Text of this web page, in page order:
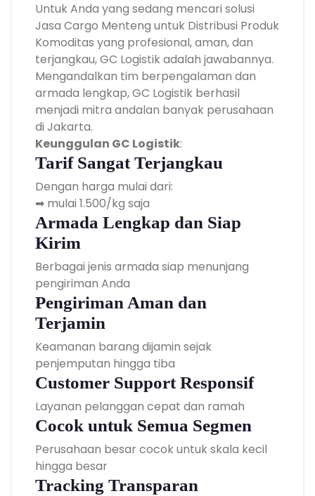
Untuk Anda yang sedang mencari solusi
Jasa Cargo Menteng untuk Distribusi Produk
Komoditas yang profesional, aman, dan
terjangkau, GC Logistik adalah jawabannya.
Mengandalkan tim berpengalaman dan
armada lengkap, GC Logistik berhasil
menjadi mitra andalan banyak perusahaan
di Jakarta.
Keunggulan GC Logistik:
Tarif Sangat Terjangkau
Dengan harga mulai dari:
➡ mulai 1.500/kg saja
Armada Lengkap dan Siap
Kirim
Berbagai jenis armada siap menunjang
pengiriman Anda
Pengiriman Aman dan
Terjamin
Keamanan barang dijamin sejak
penjemputan hingga tiba
Customer Support Responsif
Layanan pelanggan cepat dan ramah
Cocok untuk Semua Segmen
Perusahaan besar cocok untuk skala kecil
hingga besar
Tracking Transparan